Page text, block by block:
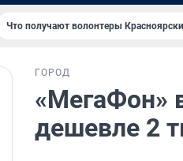
Что получают волонтеры
ГОРОД
«МегаФон»
дешевле 2